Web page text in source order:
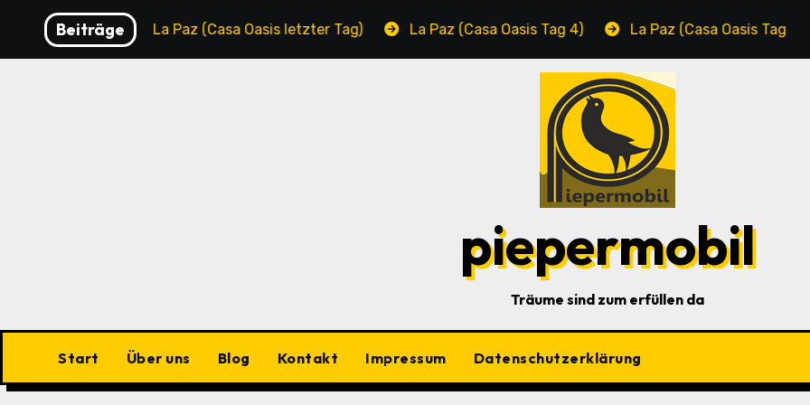
Inhalten
springen
Beiträge
La Paz (Casa Oasis letzter Tag) La Paz (Casa Oasis Tag 4) La Paz (Casa Oasis Tag 3) Cabo
piepermobil
Träume sind zum erfüllen da
Start Über uns Blog Kontakt Impressum Datenschutzerklärung